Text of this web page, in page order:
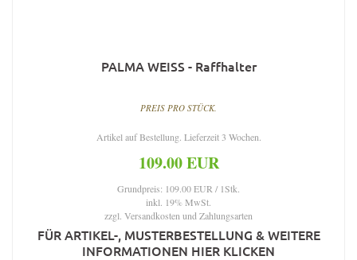
PALMA WEISS - Raffhalter
PREIS PRO STÜCK.
Artikel auf Bestellung. Lieferzeit 3 Wochen.
109.00 EUR
Grundpreis: 109.00 EUR / 1Stk.
inkl. 19% MwSt.
zzgl. Versandkosten und Zahlungsarten
FÜR ARTIKEL-, MUSTERBESTELLUNG & WEITERE
INFORMATIONEN HIER KLICKEN